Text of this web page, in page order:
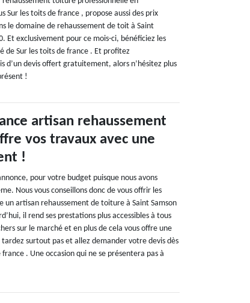
Sur les toits de france , propose aussi des prix
le domaine de rehaussement de toit à Saint
Et exclusivement pour ce mois-ci, bénéficiez les
de Sur les toits de france . Et profitez
d’un devis offert gratuitement, alors n’hésitez plus
!
artisan rehaussement
vos travaux avec une
!
pour votre budget puisque nous avons
Nous vous conseillons donc de vous offrir les
un artisan rehaussement de toiture à Saint Samson
il rend ses prestations plus accessibles à tous
sur le marché et en plus de cela vous offre une
surtout pas et allez demander votre devis dès
. Une occasion qui ne se présentera pas à